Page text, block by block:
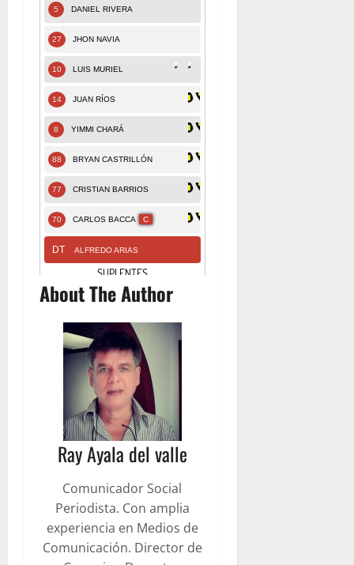
About The Author
Ray Ayala del valle
Comunicador Social
Periodista. Con amplia
experiencia en Medios de
Comunicación. Director de